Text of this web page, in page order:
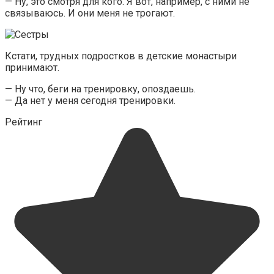
связываюсь. И они меня не трогают.
Кстати, трудных подростков в детские монастыри
принимают.
— Ну что, беги на тренировку, опоздаешь.
— Да нет у меня сегодня тренировки.
Рейтинг